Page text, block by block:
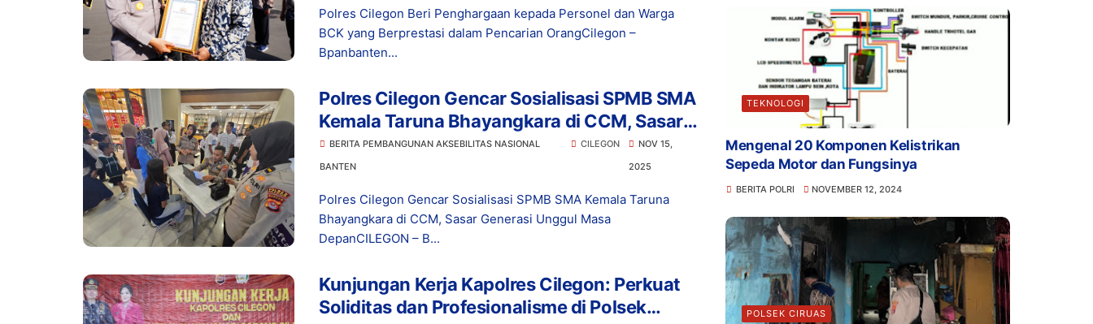
Polres Cilegon Beri Penghargaan kepada Personel dan Warga
BCK yang Berprestasi dalam Pencarian OrangCilegon –
Bpanbanten...
Polres Cilegon Gencar Sosialisasi SPMB SMA
Kemala Taruna Bhayangkara di CCM, Sasar
Generasi Unggul Masa Depan
BERITA PEMBANGUNAN AKSEBILITAS NASIONAL
BANTEN
CILEGON
NOV 15,
2025
Polres Cilegon Gencar Sosialisasi SPMB SMA Kemala Taruna
Bhayangkara di CCM, Sasar Generasi Unggul Masa
DepanCILEGON – B...
Kunjungan Kerja Kapolres Cilegon: Perkuat
Soliditas dan Profesionalisme di Polsek
TEKNOLOGI
Mengenal 20 Komponen Kelistrikan
Sepeda Motor dan Fungsinya
BERITA POLRI NOVEMBER 12, 2024
POLSEK CIRUAS